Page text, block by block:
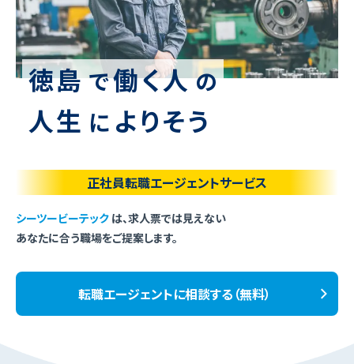
徳島で働く人の
人生 に よりそう
正社員転職エージェントサービス
シーツービーテック は、求人票では見えない
あなたに合う職場をご提案します。
転職エージェントに相談する（無料）